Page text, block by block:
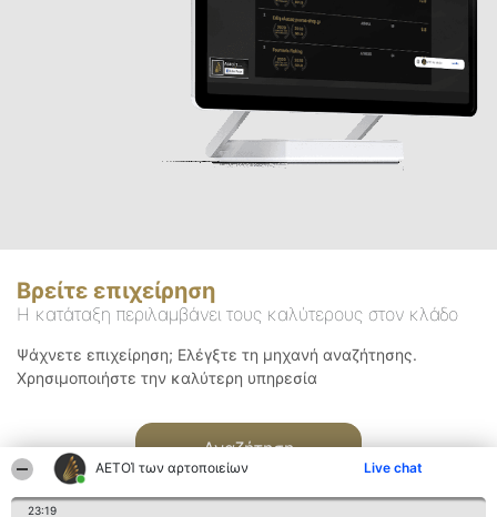
ΑΕΤΟΊ των αρτοποιείων Live chat
23:19
Βρείτε επιχείρηση
Η κατάταξη περιλαμβάνει τους καλύτερους στον κλάδο
Ψάχνετε επιχείρηση; Ελέγξτε τη μηχανή αναζήτησης.
Χρησιμοποιήστε την καλύτερη υπηρεσία
Αναζήτηση